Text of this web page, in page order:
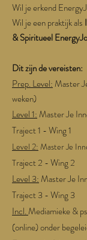
Wil je erkend
Wil je een praktijk als
& Spiritueel
Dit zijn de vereisten:
Prep. Level:Master
weken)
Level 1:Master Je
Traject 1 - Wing 1
Level 2: Master Je
Traject 2 - Wing 2
Level 3:Master Je
Traject 3 - Wing 3
Incl.Mediamieke &
(online) onder